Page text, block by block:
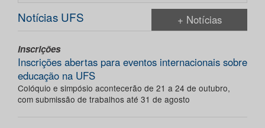
Notícias UFS + Notícias
Inscrições
Inscrições abertas para eventos internacionais sobre
educação na UFS
Colóquio e simpósio acontecerão de 21 a 24 de outubro,
com submissão de trabalhos até 31 de agosto